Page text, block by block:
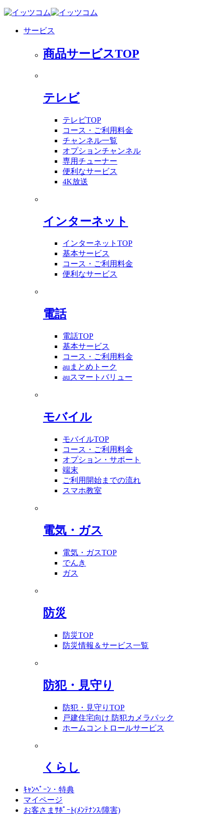
サービス
商品サービスTOP
テレビ
テレビTOP
コース・ご利用料金
チャンネル一覧
オプションチャンネル
専用チューナー
便利なサービス
4K放送
インターネット
インターネットTOP
基本サービス
コース・ご利用料金
便利なサービス
電話
電話TOP
基本サービス
コース・ご利用料金
auまとめトーク
auスマートバリュー
モバイル
モバイルTOP
コース・ご利用料金
オプション・サポート
端末
ご利用開始までの流れ
スマホ教室
電気・ガス
電気・ガスTOP
でんき
ガス
防災
防災TOP
防災情報＆サービス一覧
防犯・見守り
防犯・見守りTOP
戸建住宅向け 防犯カメラパック
ホームコントロールサービス
くらし
ｷｬﾝﾍﾟｰﾝ・特典
マイページ
お客さまｻﾎﾟｰﾄ(ﾒﾝﾃﾅﾝｽ/障害)